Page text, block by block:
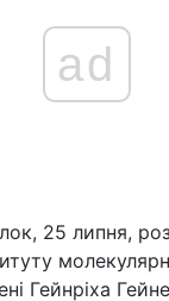
ad
25 липня,
Гейнріха